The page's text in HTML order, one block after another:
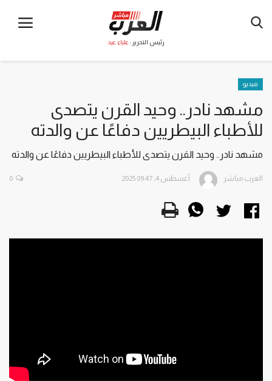
رئيس التحرير : علياء عيد
فيديو
مشهد نادر.. وحيد القرن يتصدى
للأطباء البيطريين دفاعًا عن والدته
مشهد نادر.. وحيد القرن يتصدى للأطباء البيطريين دفاعًا عن والدته
العرب مباشر أغسطس 4, 2025 09:47 0